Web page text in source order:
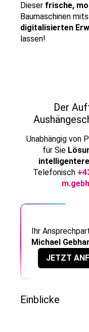
Dieser frische,
Baumaschinen
digitalisierten
lassen!
Der
Unabhängig von
für Sie
Telefonisch
Ihr
Michael
JETZT
Einblicke